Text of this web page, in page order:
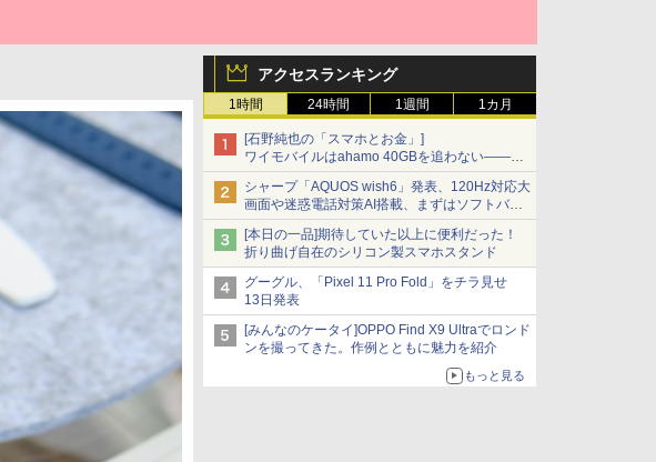
アクセスランキング
1時間 24時間 1週間 1カ月
[石野純也の「スマホとお金」]
ワイモバイルはahamo 40GBを追わない――単
身向け「超おトク割」の安さと1年限定の注意
点
シャープ「AQUOS wish6」発表、120Hz対応大
画面や迷惑電話対策AI搭載、まずはソフトバン
クの法人向け
[本日の一品]期待していた以上に便利だった！
折り曲げ自在のシリコン製スマホスタンド
グーグル、「Pixel 11 Pro Fold」をチラ見せ
13日発表
[みんなのケータイ]OPPO Find X9 Ultraでロンド
ンを撮ってきた。作例とともに魅力を紹介
もっと見る